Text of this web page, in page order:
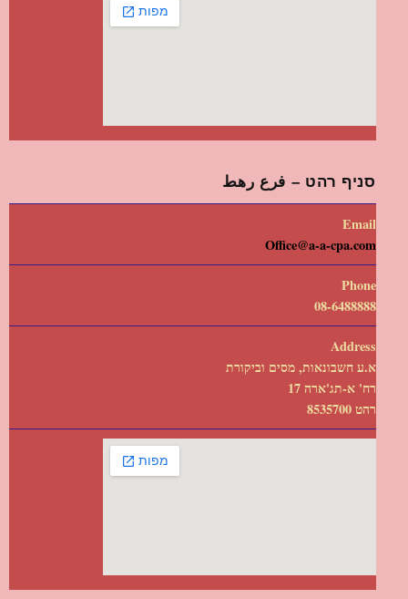
סניף רהט – فرع رهط
Email
Office@a-a-cpa.com
Phone
08-6488888
Address
א.ע חשבונאות, מסים וביקורת
רח' א-תג'ארה 17
רהט 8535700